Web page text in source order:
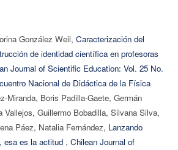
González Weil, Caracterización del
de identidad científica en profesoras
Journal of Scientific Education: Vol. 25 No.
Nacional de Didáctica de la Física
Miranda, Boris Padilla-Gaete, Germán
Vallejos, Guillermo Bobadilla, Silvana Silva,
Páez, Natalia Fernández, Lanzando
esa es la actitud , Chilean Journal of